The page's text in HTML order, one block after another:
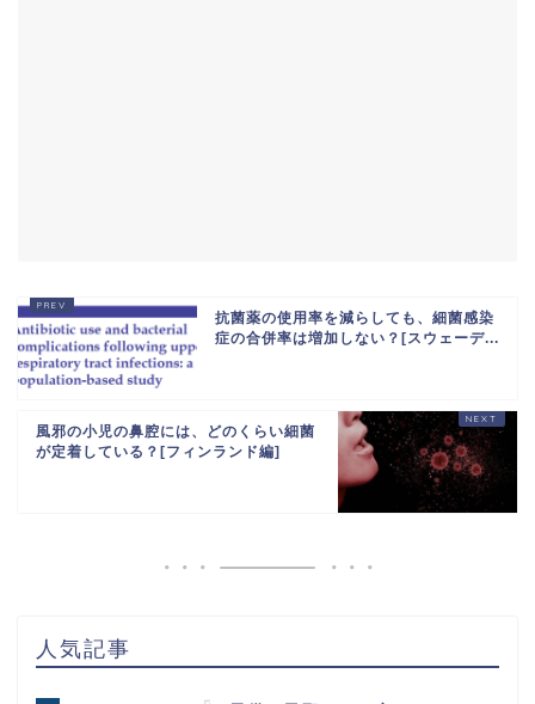
抗菌薬の使用率を減らしても、細菌感染
症の合併率は増加しない？[スウェーデ...
風邪の小児の鼻腔には、どのくらい細菌
が定着している？[フィンランド編]
人気記事